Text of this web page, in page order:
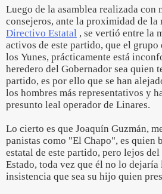
Luego de la asamblea realizada con
consejeros, ante la proximidad de la
Directivo Estatal , se vertió entre la
activos de este partido, que el grupo
los Yunes, prácticamente está
heredero del Gobernador sea quien
partido, es por ello que se han
los hombres más representativos y
presunto leal operador de Linares.
Lo cierto es que Joaquín Guzmán,
panistas como "El Chapo", es quien
estatal de este partido, pero lejos
Estado, toda vez que él no lo dejaría
insistencia que sea su hijo quien